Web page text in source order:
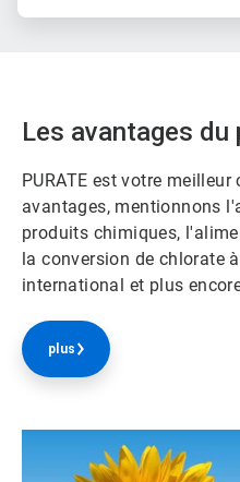
Les avantages
PURATE est votre
avantages, mentionnons
produits chimiques,
la conversion de chlorate
international et plus
plus